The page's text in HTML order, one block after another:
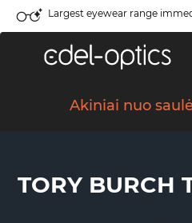
Largest eyewear range
Akiniai nuo
TORY BURCH